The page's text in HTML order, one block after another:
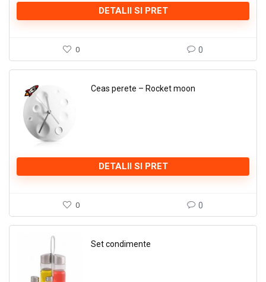
DETALII SI PRET
0 0
Ceas perete – Rocket moon
DETALII SI PRET
0 0
Set condimente